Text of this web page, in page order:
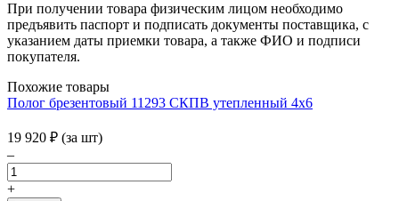
При получении товара физическим лицом необходимо
предъявить паспорт и подписать документы поставщика, с
указанием даты приемки товара, а также ФИО и подписи
покупателя.
Похожие товары
Полог брезентовый 11293 СКПВ утепленный 4х6
19 920 ₽ (за шт)
–
+